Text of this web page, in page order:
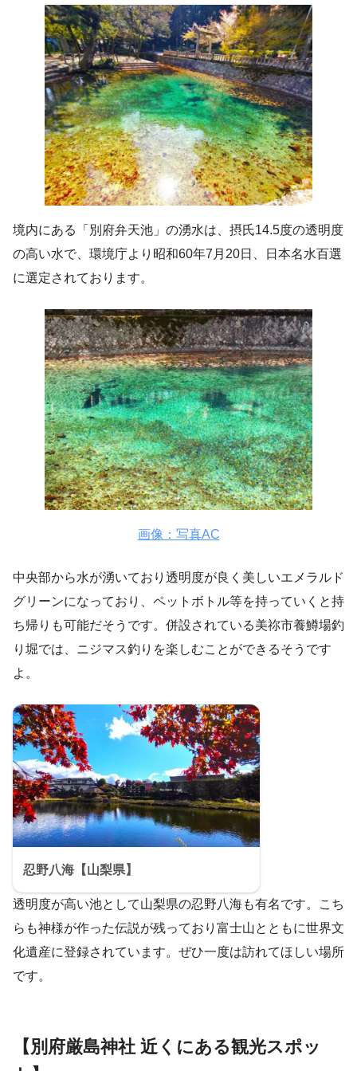
境内にある「別府弁天池」の湧水は、摂氏14.5度の透明度
の高い水で、環境庁より昭和60年7月20日、日本名水百選
に選定されております。
画像：写真AC
中央部から水が湧いており透明度が良く美しいエメラルド
グリーンになっており、ペットボトル等を持っていくと持
ち帰りも可能だそうです。併設されている美祢市養鱒場釣
り堀では、ニジマス釣りを楽しむことができるそうです
よ。
忍野八海【山梨県】
透明度が高い池として山梨県の忍野八海も有名です。こち
らも神様が作った伝説が残っており富士山とともに世界文
化遺産に登録されています。ぜひ一度は訪れてほしい場所
です。
【別府厳島神社 近くにある観光スポッ